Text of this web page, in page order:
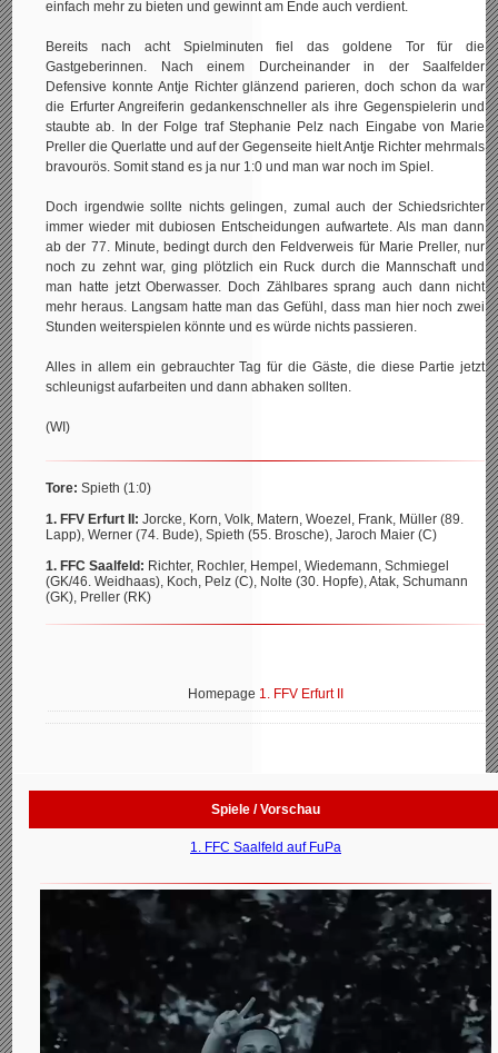
einfach mehr zu bieten und gewinnt am Ende auch verdient.
Bereits nach acht Spielminuten fiel das goldene Tor für die
Gastgeberinnen. Nach einem Durcheinander in der Saalfelder
Defensive konnte Antje Richter glänzend parieren, doch schon da war
die Erfurter Angreiferin gedankenschneller als ihre Gegenspielerin und
staubte ab. In der Folge traf Stephanie Pelz nach Eingabe von Marie
Preller die Querlatte und auf der Gegenseite hielt Antje Richter mehrmals
bravourös. Somit stand es ja nur 1:0 und man war noch im Spiel.
Doch irgendwie sollte nichts gelingen, zumal auch der Schiedsrichter
immer wieder mit dubiosen Entscheidungen aufwartete. Als man dann
ab der 77. Minute, bedingt durch den Feldverweis für Marie Preller, nur
noch zu zehnt war, ging plötzlich ein Ruck durch die Mannschaft und
man hatte jetzt Oberwasser. Doch Zählbares sprang auch dann nicht
mehr heraus. Langsam hatte man das Gefühl, dass man hier noch zwei
Stunden weiterspielen könnte und es würde nichts passieren.
Alles in allem ein gebrauchter Tag für die Gäste, die diese Partie jetzt
schleunigst aufarbeiten und dann abhaken sollten.
(WI)
Tore: Spieth (1:0)
1. FFV Erfurt II: Jorcke, Korn, Volk, Matern, Woezel, Frank, Müller (89.
Lapp), Werner (74. Bude), Spieth (55. Brosche), Jaroch Maier (C)
1. FFC Saalfeld: Richter, Rochler, Hempel, Wiedemann, Schmiegel
(GK/46. Weidhaas), Koch, Pelz (C), Nolte (30. Hopfe), Atak, Schumann
(GK), Preller (RK)
Homepage 1. FFV Erfurt II
Spiele / Vorschau
1. FFC Saalfeld auf FuPa